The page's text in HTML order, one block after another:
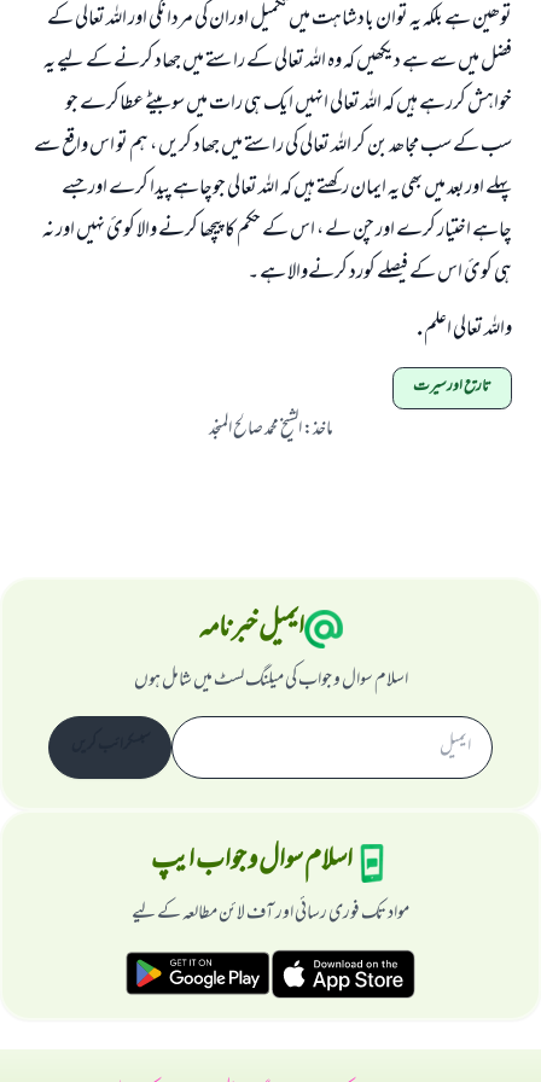
توھین ہے بلکہ یہ توان بادشاہت میں تکمیل اوران کی مردانگي اور اللہ تعالی کے
فضل میں سے ہے دیکھیں کہ وہ اللہ تعالی کے راستے میں جھاد کرنے کے لیے یہ
خواہش کررہے ہیں کہ اللہ تعالی انہیں ایک ہی رات میں سوبیٹے عطاکرے جو
سب کے سب مجاھد بن کر اللہ تعالی کی راستے میں جھاد کریں ، ہم تو اس واقع سے
پہلے اوربعد میں بھی یہ ایمان رکھتے ہیں کہ اللہ تعالی جوچاہے پیدا کرے اورجسے
چاہے اختیار کرے اور چن لے ، اس کے حکم کا پیچھا کرنے والا کوئ نہیں اور نہ
ہی کوئ اس کے فیصلے کورد کرنےوالا ہے ۔
واللہ تعالی اعلم .
تاریخ اورسیرت
ماخذ:الشیخ محمد صالح المنجد
ایمیل خبرنامہ
اسلام سوال و جواب کی میلنگ لسٹ میں شامل ہوں
اسلام سوال و جواب ایپ
مواد تک فوری رسائی اور آف لائن مطالعہ کے لیے